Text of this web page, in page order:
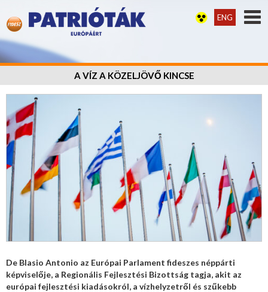
ENG
A VÍZ A KÖZELJÖVŐ KINCSE
De Blasio Antonio az Európai Parlament fideszes néppárti
képviselője, a Regionális Fejlesztési Bizottság tagja, akit az
európai fejlesztési kiadásokról, a vízhelyzetről és szűkebb